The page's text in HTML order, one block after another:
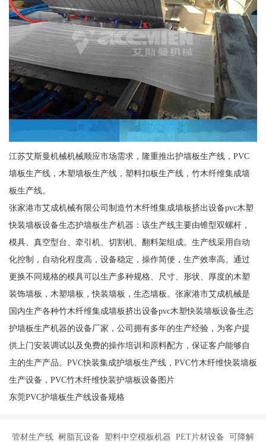
江苏艾斯曼机械机械顺应市场需求，隆重推出护墙板生产线，PVC
墙板生产线，木塑墙板生产线，塑料扣板生产线，竹木纤维集成墙
板生产线。
张家港市艾成机械有限公司制造竹木纤维集成墙板挤出设备pvc木塑
快装墙板设备生态护墙板生产机器：该生产线主要由锥型双螺杆，
模具、真空型台、牵引机、切割机、翻料架组成。生产线采用自动
化控制，自动化程度高，设备稳定，操作简便，生产效率高。通过
更换不同规格的模具可以生产多种规格、尺寸、形状、厚度的木塑
装饰墙板，木塑墙板，快装墙板，生态墙板。张家港市艾成机械是
国内生产各种竹木纤维集成墙板挤出设备pvc木塑快装墙板设备生态
护墙板生产机器的设备厂家，公司拥有多年的生产经验，为客户提
供上门安装调试以及免费的操作培训和原料配方，保证客户能够自
主的生产产品。PVC快装集成护墙板生产线，PVC竹木纤维快装墙板
生产设备，PVC竹木纤维快装护墙板设备图片
东莞PVC护墙板生产线设备规格
管材生产线 树脂瓦设备 塑料中空模板机器 PET片材设备 可降解